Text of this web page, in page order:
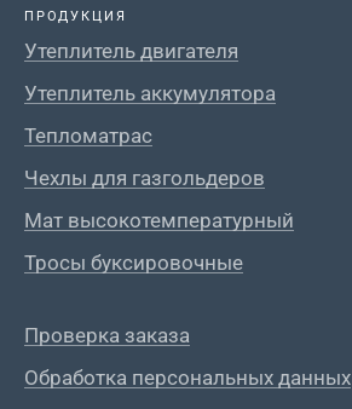
ПРОДУКЦИЯ
Утеплитель двигателя
Утеплитель аккумулятора
Тепломатрас
Чехлы для газгольдеров
Мат высокотемпературный
Тросы буксировочные
Проверка заказа
Обработка персональных данных